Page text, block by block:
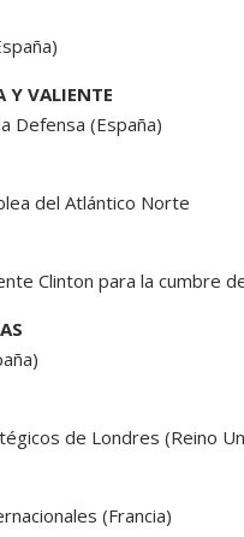
Y VALIENTE
Defensa (España)
del Atlántico Norte
Clinton para la cumbre
de Londres (Reino
(Francia)